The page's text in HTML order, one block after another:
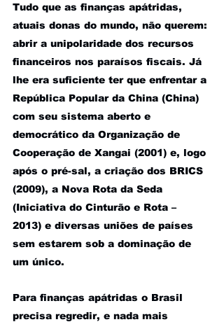
Tudo que as finanças apátridas,
atuais donas do mundo, não querem:
abrir a unipolaridade dos recursos
financeiros nos paraísos fiscais. Já
lhe era suficiente ter que enfrentar a
República Popular da China (China)
com seu sistema aberto e
democrático da Organização de
Cooperação de Xangai (2001) e, logo
após o pré-sal, a criação dos BRICS
(2009), a Nova Rota da Seda
(Iniciativa do Cinturão e Rota –
2013) e diversas uniões de países
sem estarem sob a dominação de
um único.
Para finanças apátridas o Brasil
precisa regredir, e nada mais